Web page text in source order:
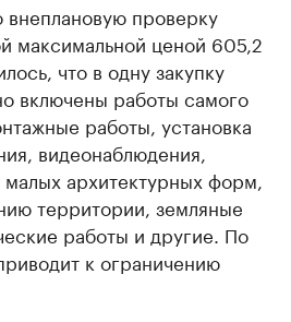
проверку
максимальной ценой 605,2
что в одну закупку
включены работы самого
работы, установка
видеонаблюдения,
архитектурных форм,
территории, земляные
работы и другие. По
к ограничению